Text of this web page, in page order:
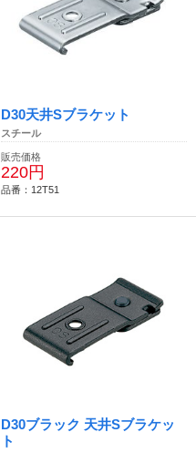
D30天井Sブラケット
スチール
販売価格
220円
品番：12T51
D30ブラック 天井Sブラケッ
ト